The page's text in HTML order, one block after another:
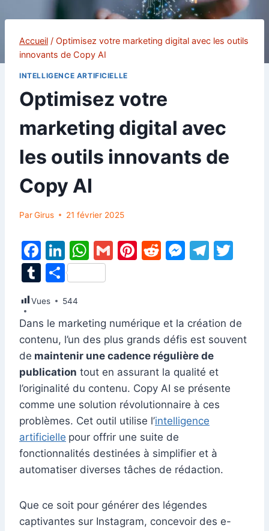
Accueil / Optimisez votre marketing digital avec les outils
innovants de Copy AI
INTELLIGENCE ARTIFICIELLE
Optimisez votre
marketing digital avec
les outils innovants de
Copy AI
ParGirus 21 février 2025
F
a
c
e
b
o
o
k
Li
n
k
e
dI
n
W
h
at
A
p
p
G
Pi
st
R
t
M
e
n
g
er
T
a
m
T
m
bl
r
P
ar
ta
g
er
Vues 544
Dans le marketing numérique et la création de
contenu, l’un des plus grands défis est souvent
de maintenir une cadence régulière de
publication tout en assurant la qualité et
l’originalité du contenu. Copy AI se présente
comme une solution révolutionnaire à ces
problèmes. Cet outil utilise l’intelligence
artificielle pour offrir une suite de
fonctionnalités destinées à simplifier et à
automatiser diverses tâches de rédaction.
Que ce soit pour générer des légendes
captivantes sur Instagram, concevoir des e-